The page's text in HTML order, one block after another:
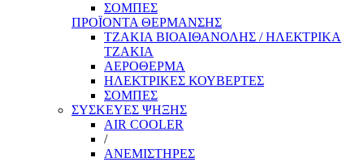
ΣΟΜΠΕΣ
ΠΡΟΪΟΝΤΑ ΘΕΡΜΑΝΣΗΣ
ΤΖΑΚΙΑ ΒΙΟΑΙΘΑΝΟΛΗΣ / ΗΛΕΚΤΡΙΚΑ
ΤΖΑΚΙΑ
ΑΕΡΟΘΕΡΜΑ
ΗΛΕΚΤΡΙΚΕΣ ΚΟΥΒΕΡΤΕΣ
ΣΟΜΠΕΣ
ΣΥΣΚΕΥΕΣ ΨΗΞΗΣ
AIR COOLER
/
ΑΝΕΜΙΣΤΗΡΕΣ